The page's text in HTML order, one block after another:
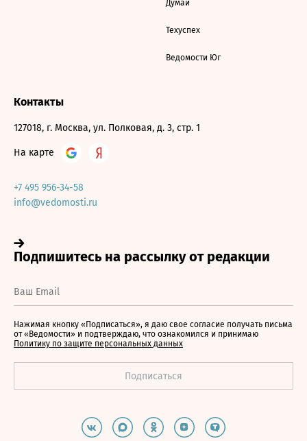
Думай
Техуспех
Ведомости Юг
Контакты
127018, г. Москва, ул. Полковая, д. 3, стр. 1
На карте
+7 495 956-34-58
info@vedomosti.ru
Нажимая кнопку «Подписаться», я даю свое согласие получать письма
от «Ведомости» и подтверждаю, что ознакомился и принимаю
Политику по защите персональных данных